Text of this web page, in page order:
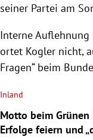
seiner Partei am
Interne Auflehnung
ortet Kogler nicht,
Fragen“ beim
Inland
Motto beim
Erfolge feiern und